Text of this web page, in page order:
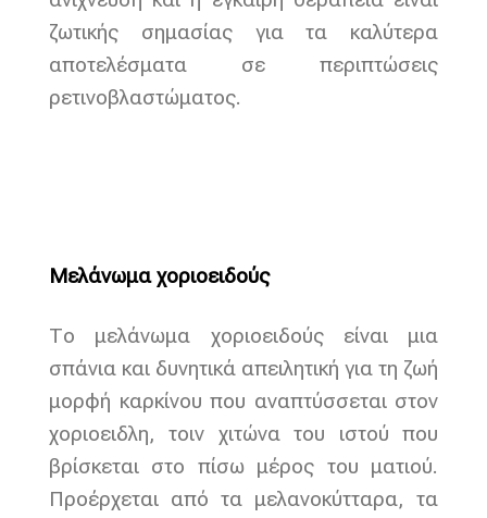
ζωτικής σημασίας για τα καλύτερα
αποτελέσματα σε περιπτώσεις
ρετινοβλαστώματος.
Μελάνωμα χοριοειδούς
Το μελάνωμα χοριοειδούς είναι μια
σπάνια και δυνητικά απειλητική για τη ζωή
μορφή καρκίνου που αναπτύσσεται στον
χοριοειδλη, τοιν χιτώνα του ιστού που
βρίσκεται στο πίσω μέρος του ματιού.
Προέρχεται από τα μελανοκύτταρα, τα